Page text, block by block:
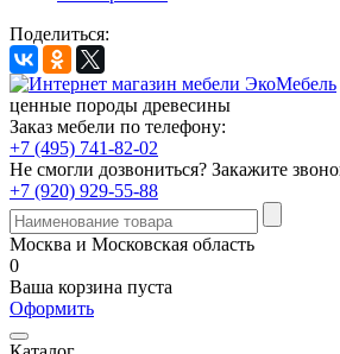
Поделиться:
ценные породы древесины
Заказ мебели по телефону:
+7 (495) 741-82-02
Не смогли дозвониться? Закажите
+7 (920) 929-55-88
Москва и Московская область
0
Ваша корзина пуста
Оформить